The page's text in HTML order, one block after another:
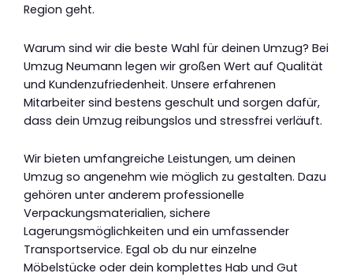
Region geht.
Warum sind wir die beste Wahl für deinen Umzug? Bei
Umzug Neumann legen wir großen Wert auf Qualität
und Kundenzufriedenheit. Unsere erfahrenen
Mitarbeiter sind bestens geschult und sorgen dafür,
dass dein Umzug reibungslos und stressfrei verläuft.
Wir bieten umfangreiche Leistungen, um deinen
Umzug so angenehm wie möglich zu gestalten. Dazu
gehören unter anderem professionelle
Verpackungsmaterialien, sichere
Lagerungsmöglichkeiten und ein umfassender
Transportservice. Egal ob du nur einzelne
Möbelstücke oder dein komplettes Hab und Gut